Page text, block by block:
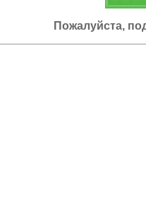
Пожалуйста,